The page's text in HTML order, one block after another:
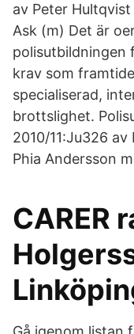
av Peter
Ask (m) Det är
polisutbildningen
krav som
specialiserad,
brottslighet.
2010/11:Ju326
Phia Andersson
CARER